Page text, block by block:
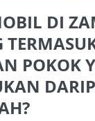
ZAKAT DENGAN
ZAKAT KEPADA
DI
POKOK